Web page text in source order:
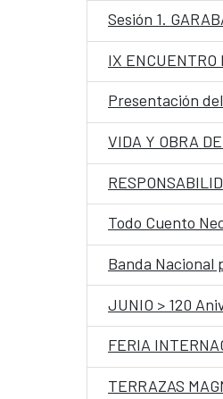
Sesión 1.
IX ENCUENTRO
Presentación
VIDA Y OBRA
Todo Cuento
Banda Nacional
JUNIO > 120
FERIA
TERRAZAS